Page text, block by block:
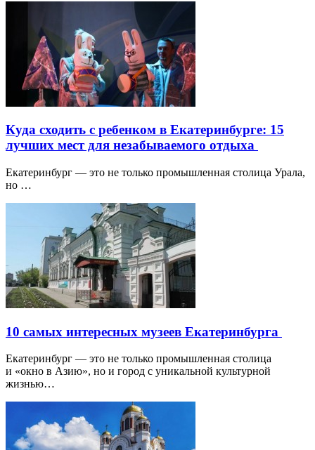
Куда сходить с ребенком в Екатеринбурге: 15
лучших мест для незабываемого отдыха
Екатеринбург — это не только промышленная столица Урала,
но …
10 самых интересных музеев Екатеринбурга
Екатеринбург — это не только промышленная столица
и «окно в Азию», но и город с уникальной культурной
жизнью…